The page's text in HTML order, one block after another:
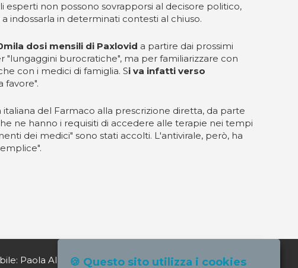
esperti non possono sovrapporsi al decisore politico,
indossarla in determinati contesti al chiuso.
dosi mensili di Paxlovid a partire dai prossimi
burocratiche", ma per familiarizzare con
con i medici di famiglia. Si va infatti verso
favore".
del Farmaco alla prescrizione diretta, da parte
ne hanno i requisiti di accedere alle terapie nei tempi
dei medici" sono stati accolti. L'antivirale, però, ha
Paola Alagia direttore@nursindsanita.it
🍪 Questo sito utilizza i cookies